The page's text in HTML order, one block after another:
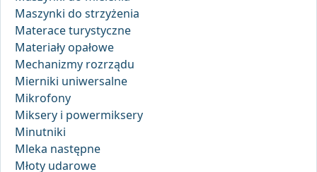
Maszynki do strzyżenia
Materace turystyczne
Materiały opałowe
Mechanizmy rozrządu
Mierniki uniwersalne
Mikrofony
Miksery i powermiksery
Minutniki
Mleka następne
Młoty udarowe